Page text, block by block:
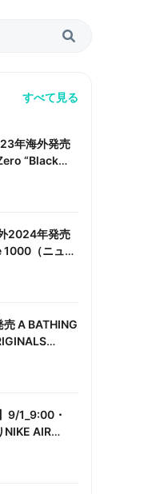
すべて見る
年海外発売
“Black
め
2024年発売
（ニュー
ク情報まと
売 A BATHING
9/1_9:00・
AIR
COLOR